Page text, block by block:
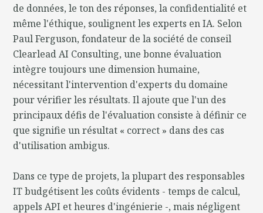
de données, le ton des réponses, la confidentialité et
même l'éthique, soulignent les experts en IA. Selon
Paul Ferguson, fondateur de la société de conseil
Clearlead AI Consulting, une bonne évaluation
intègre toujours une dimension humaine,
nécessitant l'intervention d'experts du domaine
pour vérifier les résultats. Il ajoute que l'un des
principaux défis de l'évaluation consiste à définir ce
que signifie un résultat « correct » dans des cas
d'utilisation ambigus.
Dans ce type de projets, la plupart des responsables
IT budgétisent les coûts évidents - temps de calcul,
appels API et heures d'ingénierie -, mais négligent